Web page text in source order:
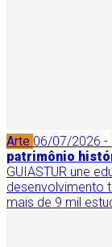
Arte 06/07/2026 -
patrimônio
GUIASTUR une
desenvolvimento
mais de 9 mil